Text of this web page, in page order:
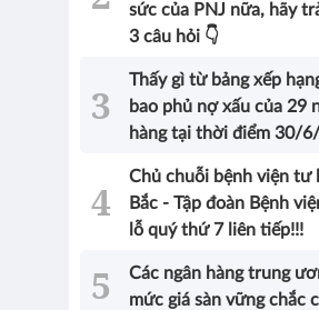
sức của PNJ nữa, hãy
3 câu hỏi 👇
Thấy gì từ bảng xếp
bao phủ nợ xấu của 29
hàng tại thời điểm 30/
Chủ chuỗi bệnh viện tư
Bắc - Tập đoàn Bệnh
lỗ quý thứ 7 liên tiếp!!!
Các ngân hàng trung
mức giá sàn vững chắc